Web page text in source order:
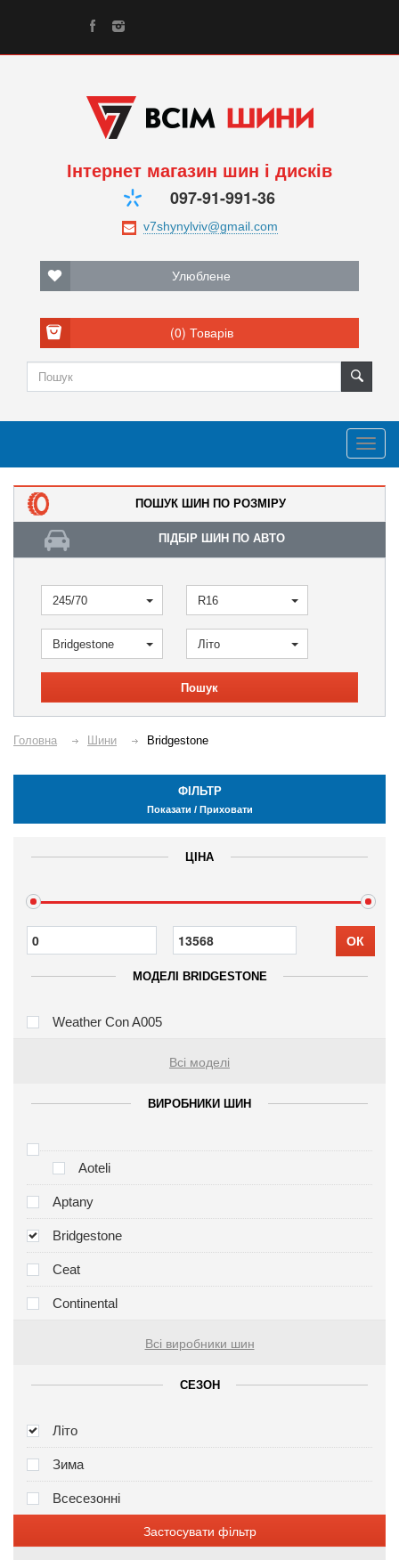
Інтернет магазин шин і дисків
097-91-991-36
Улюблене
(0) Товарів
ПОШУК ШИН ПО РОЗМІРУ
ПІДБІР ШИН ПО АВТО
245/70 R16
Bridgestone Літо
Пошук
Головна Шини Bridgestone
ФІЛЬТР
Показати / Приховати
ЦІНА
ОК
МОДЕЛІ BRIDGESTONE
Weather Con A005
Всі моделі
ВИРОБНИКИ ШИН
Aoteli
Aptany
Bridgestone
Ceat
Continental
Всі виробники шин
СЕЗОН
Літо
Зима
Всесезонні
Застосувати фільтр